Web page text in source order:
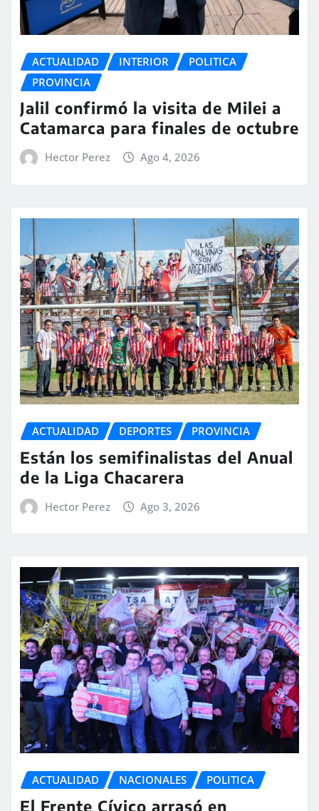
ACTUALIDAD INTERIOR
POLITICA
PROVINCIA
Jalil confirmó la visita de Milei a
Catamarca para finales de octubre
Hector Perez Ago 4, 2026
ACTUALIDAD DEPORTES PROVINCIA
Están los semifinalistas del Anual
de la Liga Chacarera
Hector Perez Ago 3, 2026
ACTUALIDAD NACIONALES POLITICA
El Frente Cívico arrasó en